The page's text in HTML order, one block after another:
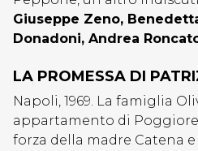
Giuseppe Zeno,
Donadoni, Andrea
LA PROMESSA DI
Napoli, 1969. La famiglia
appartamento di
forza della madre Catena